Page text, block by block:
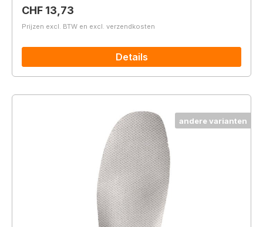
Normale prijs:
CHF 13,73
Prijzen excl. BTW en excl. verzendkosten
Details
andere varianten